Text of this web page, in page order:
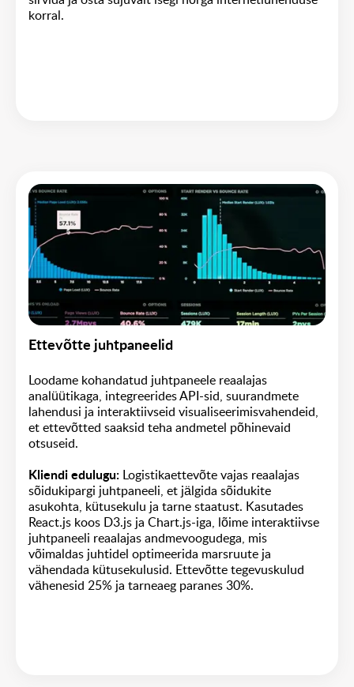
korral.
Ettevõtte juhtpaneelid
Loodame kohandatud juhtpaneele reaalajas
analüütikaga, integreerides API-sid, suurandmete
lahendusi ja interaktiivseid visualiseerimisvahendeid,
et ettevõtted saaksid teha andmetel põhinevaid
otsuseid.
Kliendi edulugu: Logistikaettevõte vajas reaalajas
sõidukipargi juhtpaneeli, et jälgida sõidukite
asukohta, kütusekulu ja tarne staatust. Kasutades
React.js koos D3.js ja Chart.js-iga, lõime interaktiivse
juhtpaneeli reaalajas andmevoogudega, mis
võimaldas juhtidel optimeerida marsruute ja
vähendada kütusekulusid. Ettevõtte tegevuskulud
vähenesid 25% ja tarneaeg paranes 30%.